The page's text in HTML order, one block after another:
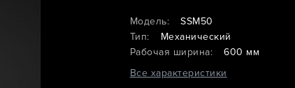
Модель:
SSM50
Тип:
Механический
Рабочая ширина:
600 мм
Все характеристики